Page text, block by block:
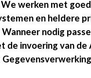
werken met
en heldere
nodig
de invoering van de